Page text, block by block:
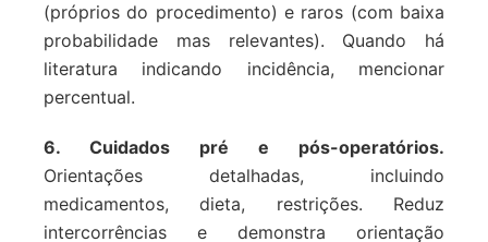
(próprios do procedimento) e raros (com baixa
probabilidade mas relevantes). Quando há
literatura indicando incidência, mencionar
percentual.
6. Cuidados pré e pós-operatórios.
Orientações detalhadas, incluindo
medicamentos, dieta, restrições. Reduz
intercorrências e demonstra orientação